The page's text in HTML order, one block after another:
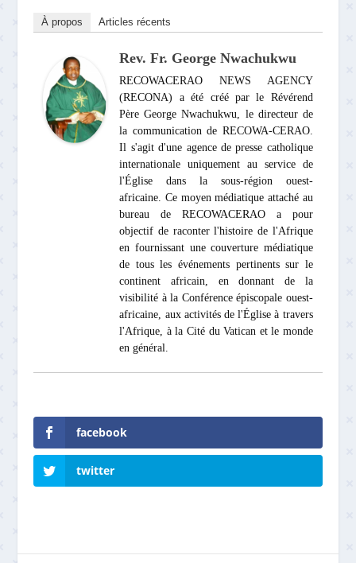
À propos Articles récents
Rev. Fr. George Nwachukwu
RECOWACERAO NEWS AGENCY
(RECONA) a été créé par le Révérend
Père George Nwachukwu, le directeur de
la communication de RECOWA-CERAO.
Il s'agit d'une agence de presse catholique
internationale uniquement au service de
l'Église dans la sous-région ouest-
africaine. Ce moyen médiatique attaché au
bureau de RECOWACERAO a pour
objectif de raconter l'histoire de l'Afrique
en fournissant une couverture médiatique
de tous les événements pertinents sur le
continent africain, en donnant de la
visibilité à la Conférence épiscopale ouest-
africaine, aux activités de l'Église à travers
l'Afrique, à la Cité du Vatican et le monde
en général.
facebook
twitter